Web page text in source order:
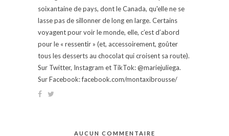
soixantaine de pays, dont le Canada, qu'elle ne se
lasse pas de sillonner de long en large. Certains
voyagent pour voir le monde, elle, c’est d’abord
pour le « ressentir » (et, accessoirement, goûter
tous les desserts au chocolat qui croisent sa route).
Sur Twitter, Instagram et TikTok: @mariejuliega.
Sur Facebook: facebook.com/montaxibrousse/
AUCUN COMMENTAIRE